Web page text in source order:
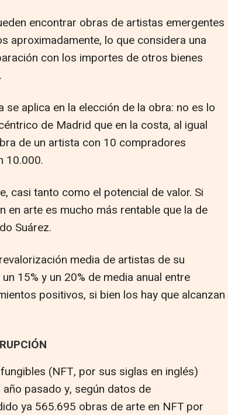
encontrar obras de artistas emergentes
aproximadamente, lo que considera una
con los importes de otros bienes
se aplica en la elección de la obra: no es lo
de Madrid que en la costa, al igual
de un artista con 10 compradores
10.000.
casi tanto como el potencial de valor. Si
en arte es mucho más rentable que la de
Suárez.
media de artistas de su
15% y un 20% de media anual entre
positivos, si bien los hay que alcanzan
(NFT, por sus siglas en inglés)
pasado y, según datos de
ya 565.695 obras de arte en NFT por